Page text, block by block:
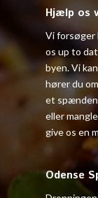
Hjælp os
Vi forsøger
os up to
byen. Vi
hører du
et
eller
give os en
Odense